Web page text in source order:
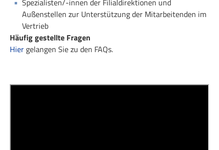
Spezialisten/-innen der Filialdirektionen und
Außenstellen zur Unterstützung der Mitarbeitenden im
Vertrieb
Häufig gestellte Fragen
Hier gelangen Sie zu den FAQs.